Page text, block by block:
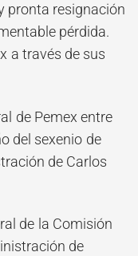
pronta resignación
pérdida.
a través de sus
de Pemex entre
del sexenio de
de Carlos
de la Comisión
de